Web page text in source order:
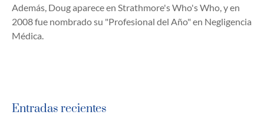
Además, Doug aparece en Strathmore's Who's Who, y en
2008 fue nombrado su "Profesional del Año" en Negligencia
Médica.
Entradas recientes